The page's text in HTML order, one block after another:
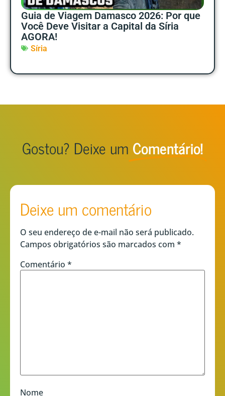
Guia de Viagem Damasco 2026: Por que
Você Deve Visitar a Capital da Síria
AGORA!
Síria
Gostou? Deixe um Comentário!
Deixe um comentário
O seu endereço de e-mail não será publicado.
Campos obrigatórios são marcados com *
Comentário *
Nome